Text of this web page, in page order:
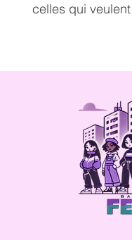
celles qui